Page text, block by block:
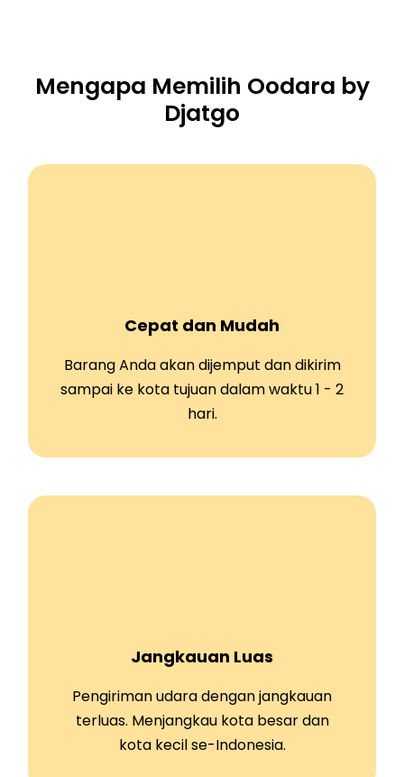
Mengapa Memilih Oodara by
Djatgo
Cepat dan Mudah
Barang Anda akan dijemput dan dikirim
sampai ke kota tujuan dalam waktu 1 - 2
hari.
Jangkauan Luas
Pengiriman udara dengan jangkauan
terluas. Menjangkau kota besar dan
kota kecil se-Indonesia.